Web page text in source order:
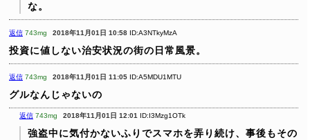
な。
返信 743mg 2018年11月01日 10:58 ID:A3NTkyMzA
投資に値しない治安状況の街の日常風景。
返信 743mg 2018年11月01日 11:05 ID:A5MDU1MTU
グルなんじゃないの
返信 743mg 2018年11月01日 12:01 ID:I3Mzg1OTk
強盗中に気付かないふりでスマホを弄り続け、事後もその